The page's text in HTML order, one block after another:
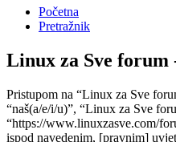
Početna
Pretražnik
Linux za Sve
Pristupom na “Linux za Sve
“naš(a/e/i/u)”, “Linux za Sve
“https://www.linuxzasve.com/
ispod navedenim, [pravnim]